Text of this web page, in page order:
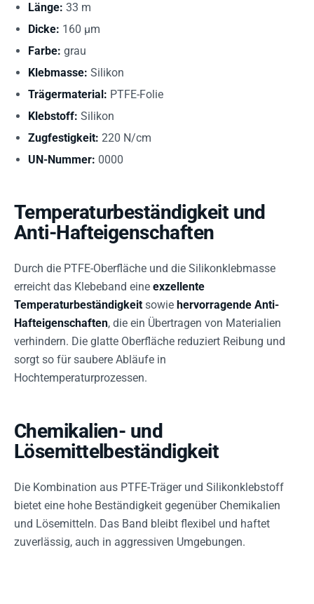
Länge: 33 m
Dicke: 160 µm
Farbe: grau
Klebmasse: Silikon
Trägermaterial: PTFE-Folie
Klebstoff: Silikon
Zugfestigkeit: 220 N/cm
UN-Nummer: 0000
Temperaturbeständigkeit und
Anti-Hafteigenschaften
Durch die PTFE-Oberfläche und die Silikonklebmasse
erreicht das Klebeband eine exzellente
Temperaturbeständigkeit sowie hervorragende Anti-
Hafteigenschaften, die ein Übertragen von Materialien
verhindern. Die glatte Oberfläche reduziert Reibung und
sorgt so für saubere Abläufe in
Hochtemperaturprozessen.
Chemikalien- und
Lösemittelbeständigkeit
Die Kombination aus PTFE-Träger und Silikonklebstoff
bietet eine hohe Beständigkeit gegenüber Chemikalien
und Lösemitteln. Das Band bleibt flexibel und haftet
zuverlässig, auch in aggressiven Umgebungen.